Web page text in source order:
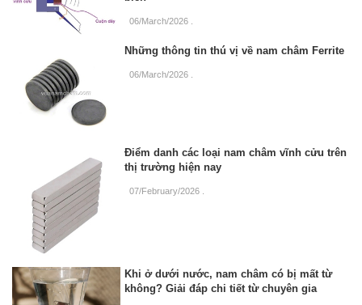
06/March/2026
Những thông tin thú vị về nam châm Ferrite
06/March/2026
Điểm danh các loại nam châm vĩnh cửu trên
thị trường hiện nay
07/February/2026
Khi ở dưới nước, nam châm có bị mất từ
không? Giải đáp chi tiết từ chuyên gia